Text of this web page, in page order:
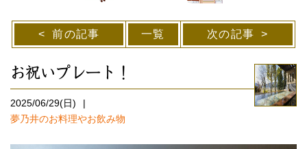
前の記事 一覧 次の記事
お祝いプレート！
2025/06/29(日)
夢乃井のお料理やお飲み物